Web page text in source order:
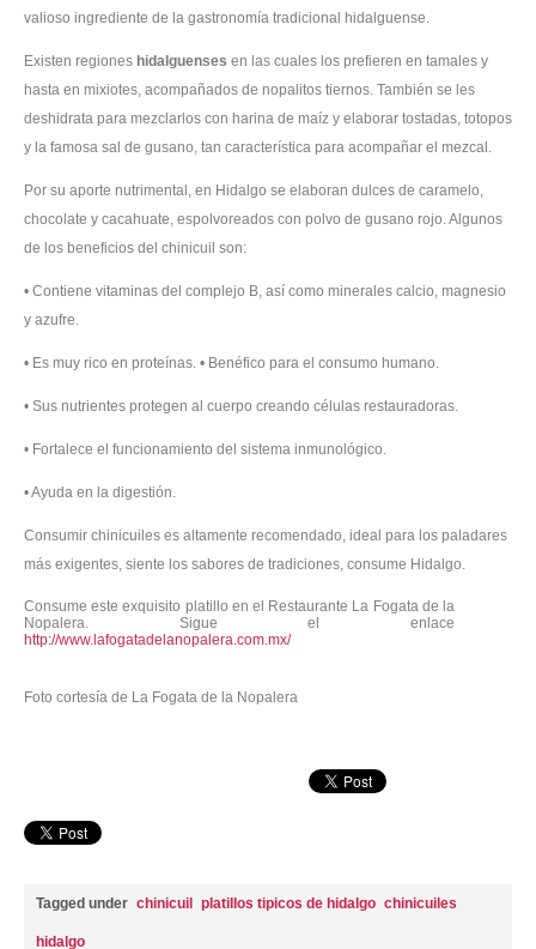
valioso ingrediente de la gastronomía tradicional hidalguense.
Existen regiones hidalguenses en las cuales los prefieren en tamales y
hasta en mixiotes, acompañados de nopalitos tiernos. También se les
deshidrata para mezclarlos con harina de maíz y elaborar tostadas, totopos
y la famosa sal de gusano, tan característica para acompañar el mezcal.
Por su aporte nutrimental, en Hidalgo se elaboran dulces de caramelo,
chocolate y cacahuate, espolvoreados con polvo de gusano rojo. Algunos
de los beneficios del chinicuil son:
• Contiene vitaminas del complejo B, así como minerales calcio, magnesio
y azufre.
• Es muy rico en proteínas. • Benéfico para el consumo humano.
• Sus nutrientes protegen al cuerpo creando células restauradoras.
• Fortalece el funcionamiento del sistema inmunológico.
• Ayuda en la digestión.
Consumir chinicuiles es altamente recomendado, ideal para los paladares
más exigentes, siente los sabores de tradiciones, consume Hidalgo.
Consume este exquisito platillo en el Restaurante La Fogata de la
Nopalera. Sigue el enlace
http://www.lafogatadelanopalera.com.mx/
Foto cortesía de La Fogata de la Nopalera
Tagged under chinicuil platillos tipicos de hidalgo chinicuiles
hidalgo